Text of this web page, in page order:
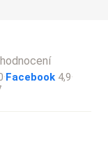
·Facebook 4,9·